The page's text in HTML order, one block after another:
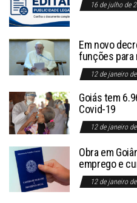
16 de julho de
Em novo
funções para
12 de janeiro
Goiás tem
Covid-19
12 de janeiro
Obra em
emprego e
12 de janeiro